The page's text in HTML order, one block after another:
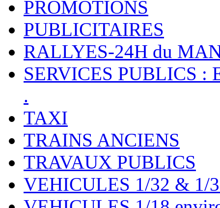
PROMOTIONS
PUBLICITAIRES
RALLYES-24H du
SERVICES PUBLICS :
.
TAXI
TRAINS ANCIENS
TRAVAUX PUBLICS
VEHICULES 1/32 & 1/